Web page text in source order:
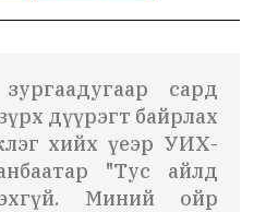
зургаадугаар сард
дүүрэгт байрлах
хийх үеэр УИХ-
"Тус айлд
Миний ойр